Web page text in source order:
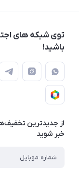
توی شبکه های
باشید!
از جدید‌ترین
خبر شوید